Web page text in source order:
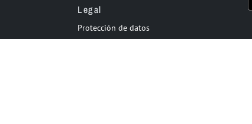
Legal
Protección de datos
Impreso